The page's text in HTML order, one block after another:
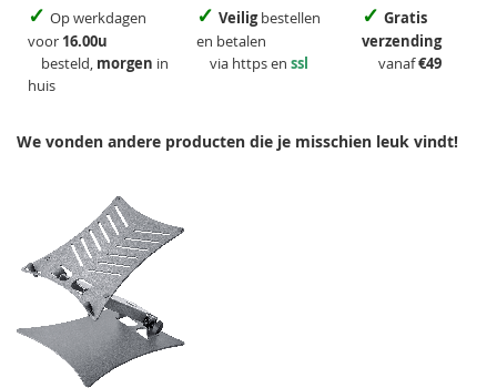
✓ Op werkdagen
voor 16.00u
besteld, morgen in
huis
✓ Veiligbestellen
en betalen
via https en ssl
✓ Gratis
verzending
vanaf€49
We vonden andere producten die je misschien leuk vindt!